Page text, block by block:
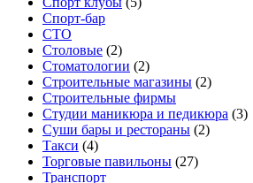
Спорт-бар
СТО
Столовые (2)
Стоматологии (2)
Строительные магазины (2)
Строительные фирмы
Студии маникюра и педикюра (3)
Суши бары и рестораны (2)
Такси (4)
Торговые павильоны (27)
Транспорт